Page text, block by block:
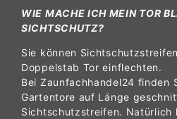
WIE MACHE ICH MEIN TOR
SICHTSCHUTZ?
Sie können
Doppelstab Tor einflechten.
Bei Zaunfachhandel24 finden
Gartentore auf Länge
Sichtschutzstreifen. Natürlich